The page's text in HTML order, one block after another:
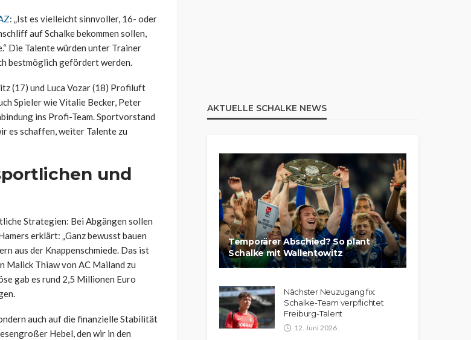
: „Ist es vielleicht sinnvoller, 16- oder
auf Schalke bekommen sollen,
Die Talente würden unter Trainer
bestmöglich gefördert werden.
(17) und Luca Vozar (18) Profiluft
Spieler wie Vitalie Becker, Peter
ins Profi-Team. Sportvorstand
es schaffen, weiter Talente zu
und
Strategien: Bei Abgängen sollen
erklärt: „Ganz bewusst bauen
aus der Knappenschmiede. Das ist
Malick Thiaw von AC Mailand zu
gab es rund 2,5 Millionen Euro
auch auf die finanzielle Stabilität
Hebel, den wir in den
AKTUELLE SCHALKE NEWS
Temporärer Abschied? So plant
Schalke mit Wallentowitz
Nächster Neuzugang fix:
Schalke-Team verpflichtet
Freiburg-Talent
12. Juni 2026